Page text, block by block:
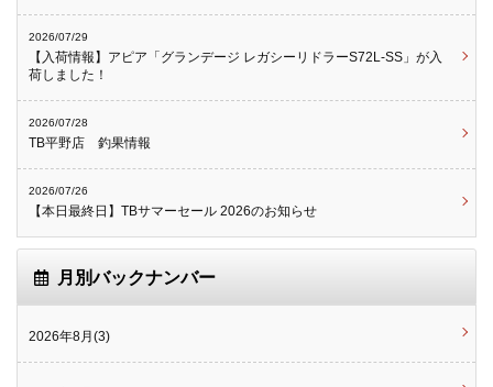
2026/07/29
【入荷情報】アピア「グランデージ レガシーリドラーS72L-SS」が入
荷しました！
2026/07/28
TB平野店 釣果情報
2026/07/26
【本日最終日】TBサマーセール 2026のお知らせ
月別バックナンバー
2026年8月(3)